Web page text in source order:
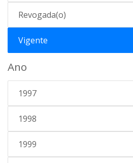
Revogada(o)
Vigente
Ano
1997
1998
1999